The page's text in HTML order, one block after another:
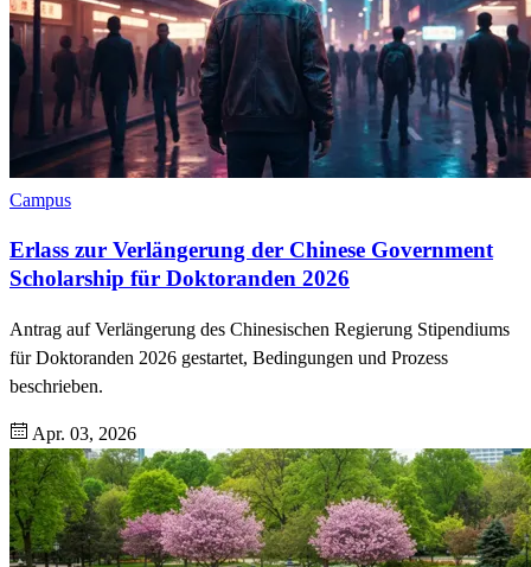
Campus
Erlass zur Verlängerung der Chinese Government
Scholarship für Doktoranden 2026
Antrag auf Verlängerung des Chinesischen Regierung Stipendiums
für Doktoranden 2026 gestartet, Bedingungen und Prozess
beschrieben.
Apr. 03, 2026